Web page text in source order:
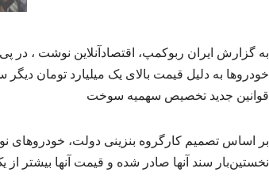
به گزارش ایران ربوکمپ، اقتصادآنلاین نوشت ، در
خودروها به دلیل قیمت بالای یک میلیارد تومان دیگر
قوانین جدید تخصیص سهمیه سوخت
بر اساس تصمیم کارگروه بنزینی دولت، خودروهای
نخستین‌بار سند آنها صادر شده و قیمت آنها بیشتر